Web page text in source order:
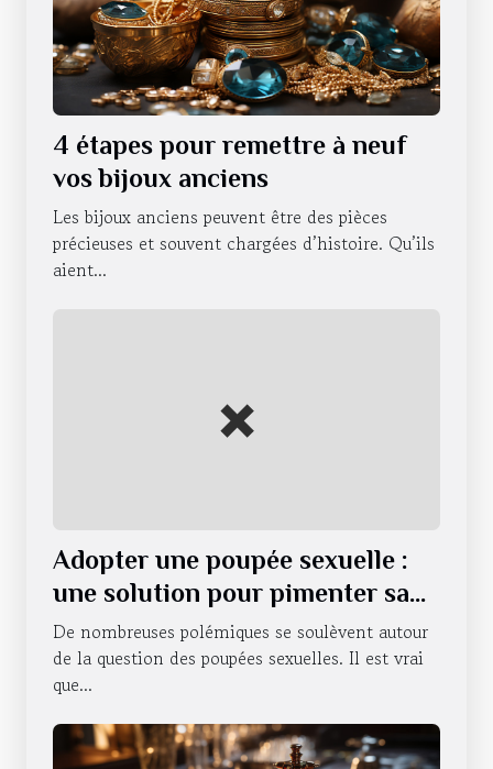
4 étapes pour remettre à neuf
vos bijoux anciens
Les bijoux anciens peuvent être des pièces
précieuses et souvent chargées d’histoire. Qu’ils
aient...
Adopter une poupée sexuelle :
une solution pour pimenter sa
vie sexuelle ?
De nombreuses polémiques se soulèvent autour
de la question des poupées sexuelles. Il est vrai
que...